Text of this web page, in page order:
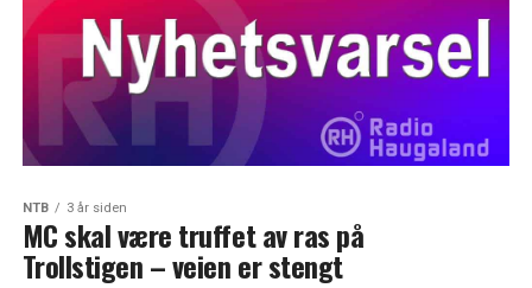
NTB 3 år siden
MC skal være truffet av ras på
Trollstigen – veien er stengt